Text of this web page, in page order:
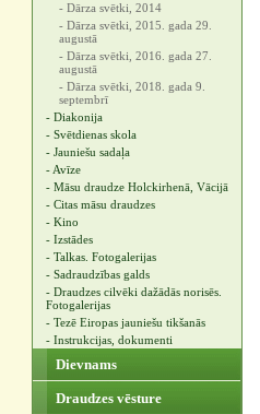
- Dārza svētki, 2014
- Dārza svētki, 2015. gada 29.
augustā
- Dārza svētki, 2016. gada 27.
augustā
- Dārza svētki, 2018. gada 9.
septembrī
- Diakonija
- Svētdienas skola
- Jauniešu sadaļa
- Avīze
- Māsu draudze Holckirhenā, Vācijā
- Citas māsu draudzes
- Kino
- Izstādes
- Talkas. Fotogalerijas
- Sadraudzības galds
- Draudzes cilvēki dažādās norisēs.
Fotogalerijas
- Tezē Eiropas jauniešu tikšanās
- Instrukcijas, dokumenti
Dievnams
Draudzes vēsture